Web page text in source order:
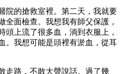
院的搶救室裡。第二天，我就要
全面檢查。我想我有師父保護，
頭上流了很多血，淌到衣服上，
。我想可能是頭裡有淤血，從耳
走路，不敢大聲說話。過了幾